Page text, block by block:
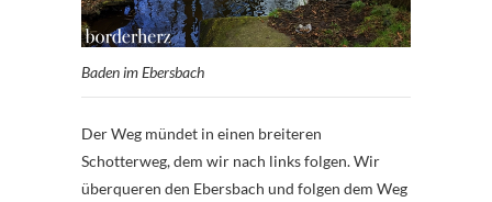
Baden im Ebersbach
Der Weg mündet in einen breiteren
Schotterweg, dem wir nach links folgen. Wir
überqueren den Ebersbach und folgen dem Weg